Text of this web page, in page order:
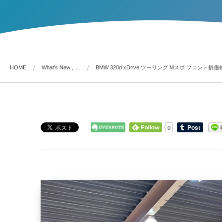
HOME What's New , … BMW 320d xDrive ツーリング Mスポ フロント損傷
0